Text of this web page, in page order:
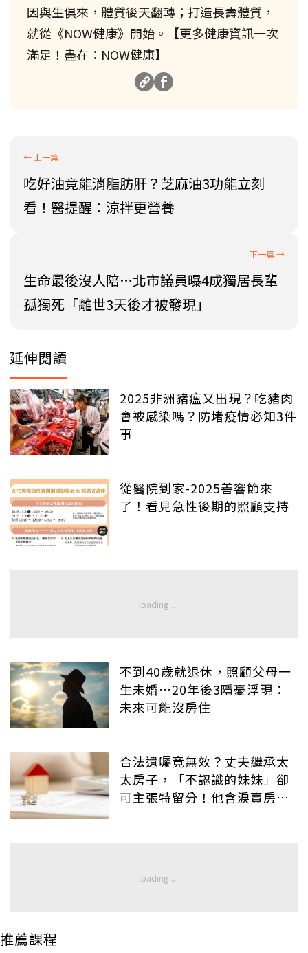
因與生俱來，體質後天翻轉；打造長壽體質，
就從《NOW健康》開始。【更多健康資訊一次
滿足！盡在：NOW健康】
吃好油竟能消脂肪肝？芝麻油3功能立刻
看！醫提醒：涼拌更營養
生命最後沒人陪…北市議員曝4成獨居長輩
孤獨死「離世3天後才被發現」
延伸閱讀
2025非洲豬瘟又出現？吃豬肉
會被感染嗎？防堵疫情必知3件
事
從醫院到家-2025善響節來
了！看見急性後期的照顧支持
不到40歲就退休，照顧父母一
生未婚…20年後3隱憂浮現：
未來可能沒房住
合法遺囑竟無效？丈夫繼承太
太房子，「不認識的妹妹」卻
可主張特留分！他含淚賣房救
推薦課程